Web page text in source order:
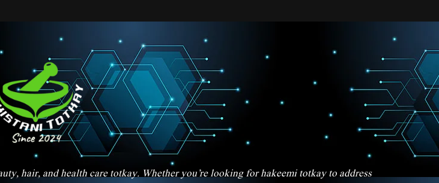
hair, and health care totkay. Whether you’re looking for hakeemi totkay to address